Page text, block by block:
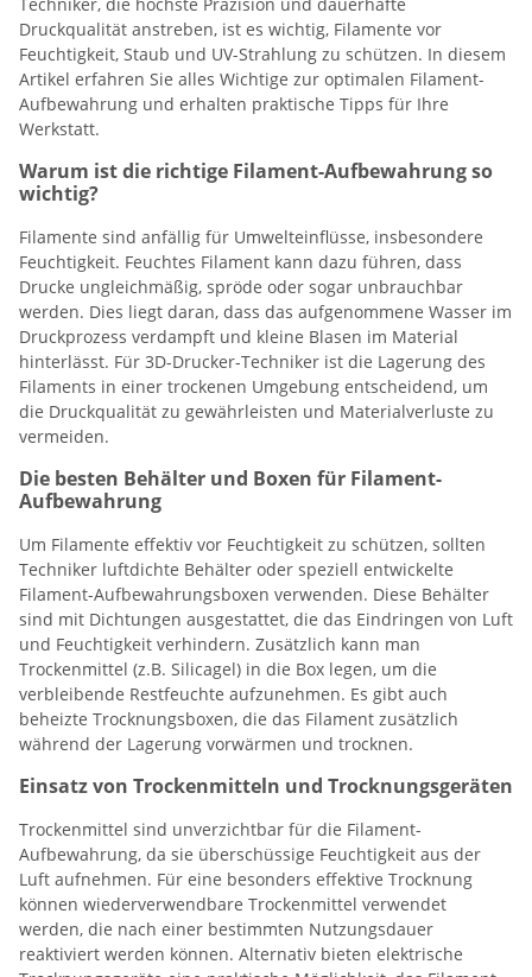
Druckqualität anstreben, ist es wichtig, Filamente vor
Feuchtigkeit, Staub und UV-Strahlung zu schützen. In diesem
Artikel erfahren Sie alles Wichtige zur optimalen Filament-
Aufbewahrung und erhalten praktische Tipps für Ihre
Werkstatt.
Warum ist die richtige Filament-Aufbewahrung so
wichtig?
Filamente sind anfällig für Umwelteinflüsse, insbesondere
Feuchtigkeit. Feuchtes Filament kann dazu führen, dass
Drucke ungleichmäßig, spröde oder sogar unbrauchbar
werden. Dies liegt daran, dass das aufgenommene Wasser im
Druckprozess verdampft und kleine Blasen im Material
hinterlässt. Für 3D-Drucker-Techniker ist die Lagerung des
Filaments in einer trockenen Umgebung entscheidend, um
die Druckqualität zu gewährleisten und Materialverluste zu
vermeiden.
Die besten Behälter und Boxen für Filament-
Aufbewahrung
Um Filamente effektiv vor Feuchtigkeit zu schützen, sollten
Techniker luftdichte Behälter oder speziell entwickelte
Filament-Aufbewahrungsboxen verwenden. Diese Behälter
sind mit Dichtungen ausgestattet, die das Eindringen von Luft
und Feuchtigkeit verhindern. Zusätzlich kann man
Trockenmittel (z.B. Silicagel) in die Box legen, um die
verbleibende Restfeuchte aufzunehmen. Es gibt auch
beheizte Trocknungsboxen, die das Filament zusätzlich
während der Lagerung vorwärmen und trocknen.
Einsatz von Trockenmitteln und Trocknungsgeräten
Trockenmittel sind unverzichtbar für die Filament-
Aufbewahrung, da sie überschüssige Feuchtigkeit aus der
Luft aufnehmen. Für eine besonders effektive Trocknung
können wiederverwendbare Trockenmittel verwendet
werden, die nach einer bestimmten Nutzungsdauer
reaktiviert werden können. Alternativ bieten elektrische